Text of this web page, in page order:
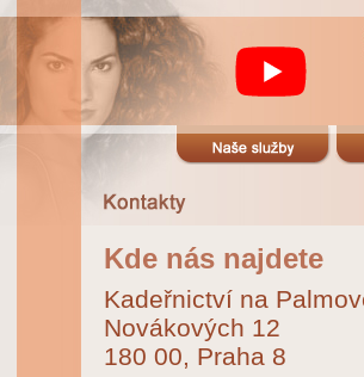
Kde nás najdete
Kadeřnictví na
Novákových 12
180 00, Praha 8